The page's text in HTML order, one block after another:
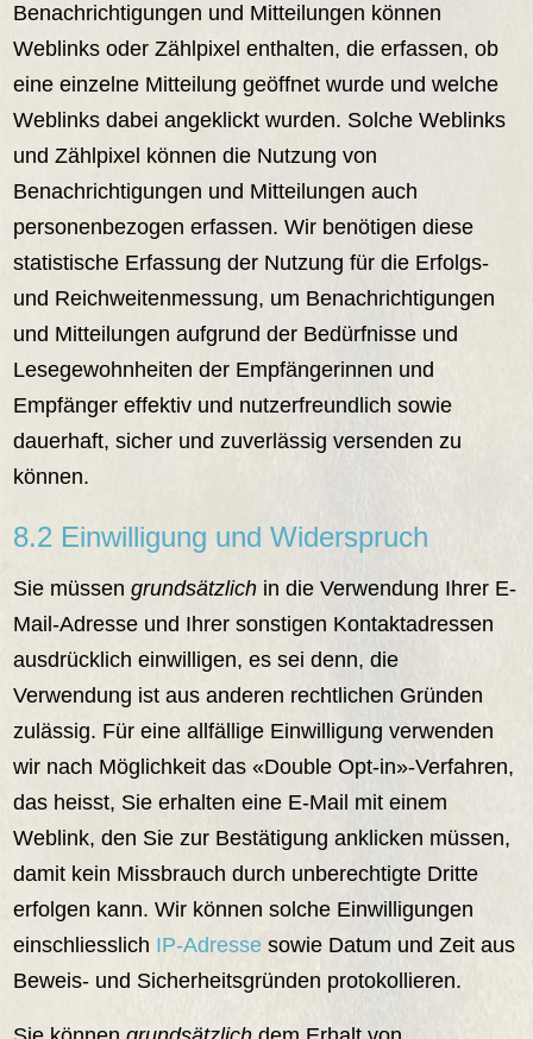
Benachrichtigungen und Mitteilungen können
Weblinks oder Zählpixel enthalten, die erfassen, ob
eine einzelne Mitteilung geöffnet wurde und welche
Weblinks dabei angeklickt wurden. Solche Weblinks
und Zählpixel können die Nutzung von
Benachrichtigungen und Mitteilungen auch
personenbezogen erfassen. Wir benötigen diese
statistische Erfassung der Nutzung für die Erfolgs-
und Reichweitenmessung, um Benachrichtigungen
und Mitteilungen aufgrund der Bedürfnisse und
Lesegewohnheiten der Empfängerinnen und
Empfänger effektiv und nutzerfreundlich sowie
dauerhaft, sicher und zuverlässig versenden zu
können.
8.2 Einwilligung und Widerspruch
Sie müssengrundsätzlich in die Verwendung Ihrer E-
Mail-Adresse und Ihrer sonstigen Kontaktadressen
ausdrücklich einwilligen, es sei denn, die
Verwendung ist aus anderen rechtlichen Gründen
zulässig. Für eine allfällige Einwilligung verwenden
wir nach Möglichkeit das «Double Opt-in»-Verfahren,
das heisst, Sie erhalten eine E-Mail mit einem
Weblink, den Sie zur Bestätigung anklicken müssen,
damit kein Missbrauch durch unberechtigte Dritte
erfolgen kann. Wir können solche Einwilligungen
einschliesslich IP-Adresse sowie Datum und Zeit aus
Beweis- und Sicherheitsgründen protokollieren.